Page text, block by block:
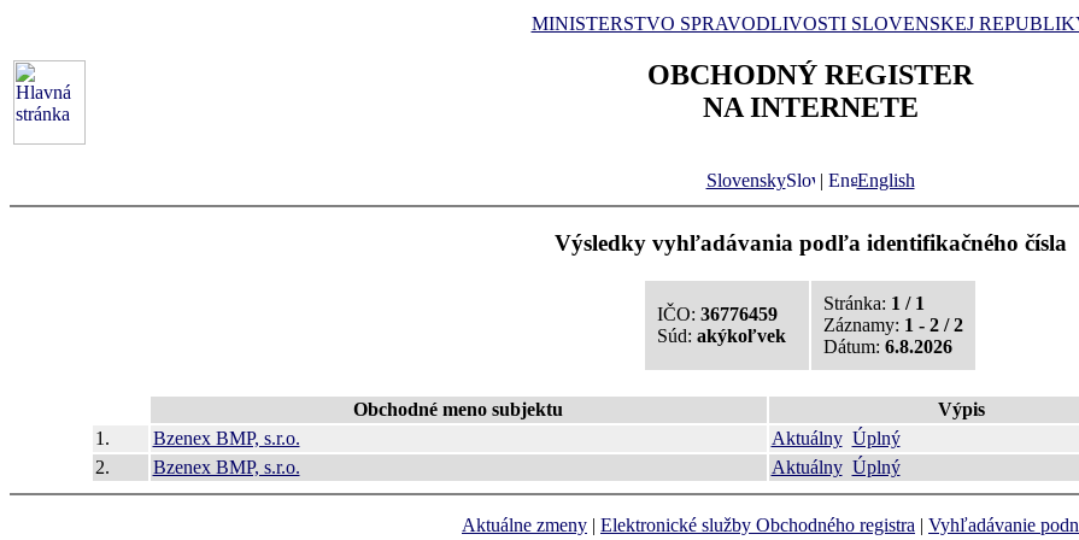
MINISTERSTVO SPRAVODLIVOSTI SLOVENSKEJ
OBCHODNÝ REGISTER
NA INTERNETE
Slovensky | English
Výsledky vyhľadávania podľa identifikačného čísla
IČO: 36776459
Súd: akýkoľvek
Stránka: 1 / 1
Záznamy: 1 - 2 / 2
Dátum: 6.8.2026
Obchodné meno subjektu Výpis
1.
Bzenex BMP, s.r.o. Aktuálny Úplný
2.
Bzenex BMP, s.r.o. Aktuálny Úplný
Aktuálne zmeny | Elektronické služby Obchodného registra | Vyhľadávanie